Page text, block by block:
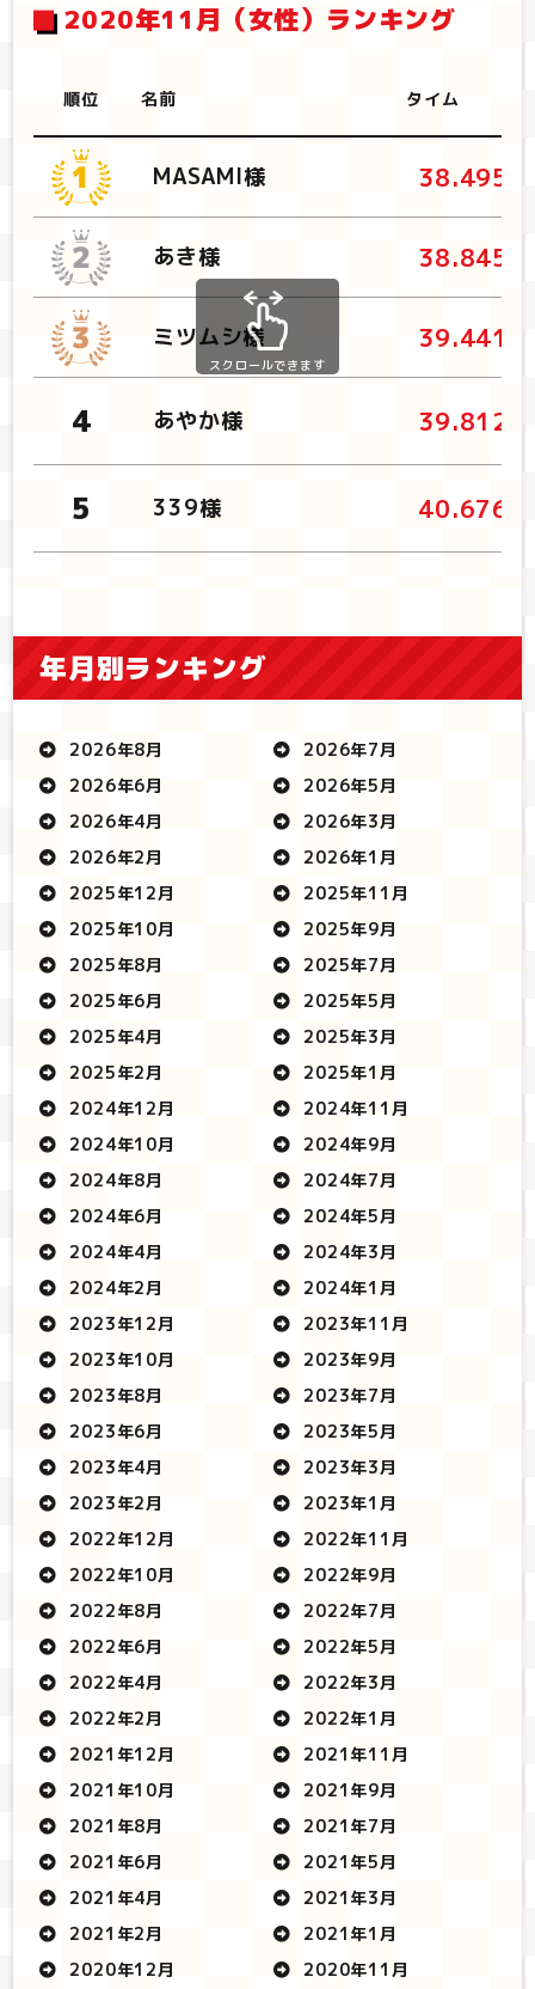
2020年11月（女性）ランキング
順位 名前 タイム
MASAMI様 38.495秒
あき様 38.845秒
ミツムシ様 39.441秒
あやか様 39.812秒
339様 40.676秒
スクロールできます
年月別ランキング
2026年8月
2026年7月
2026年6月
2026年5月
2026年4月
2026年3月
2026年2月
2026年1月
2025年12月
2025年11月
2025年10月
2025年9月
2025年8月
2025年7月
2025年6月
2025年5月
2025年4月
2025年3月
2025年2月
2025年1月
2024年12月
2024年11月
2024年10月
2024年9月
2024年8月
2024年7月
2024年6月
2024年5月
2024年4月
2024年3月
2024年2月
2024年1月
2023年12月
2023年11月
2023年10月
2023年9月
2023年8月
2023年7月
2023年6月
2023年5月
2023年4月
2023年3月
2023年2月
2023年1月
2022年12月
2022年11月
2022年10月
2022年9月
2022年8月
2022年7月
2022年6月
2022年5月
2022年4月
2022年3月
2022年2月
2022年1月
2021年12月
2021年11月
2021年10月
2021年9月
2021年8月
2021年7月
2021年6月
2021年5月
2021年4月
2021年3月
2021年2月
2021年1月
2020年12月
2020年11月